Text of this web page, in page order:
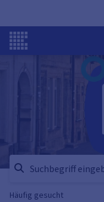
Häufig gesucht